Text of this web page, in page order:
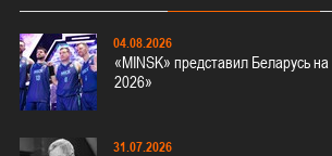
04.08.2026
«MINSK» представил Беларусь
2026»
31.07.2026